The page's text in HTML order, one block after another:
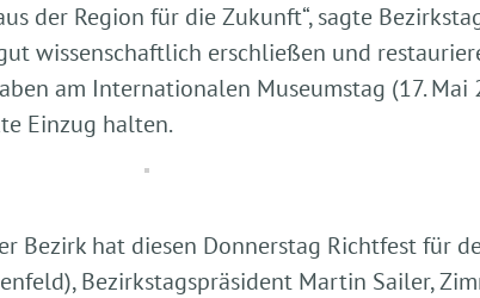
der Region für die Zukunft“, sagte
wissenschaftlich erschließen und
am Internationalen Museumstag (17.
Einzug halten.
Bezirk hat diesen Donnerstag Richtfest für
Bezirkstagspräsident Martin Sailer,